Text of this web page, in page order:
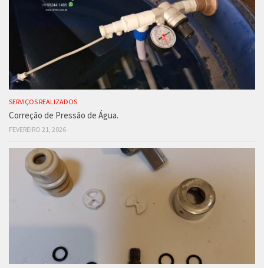
SERVIÇOS REALIZADOS
Correção de Pressão de Água.
FEVEREIRO 21, 2026